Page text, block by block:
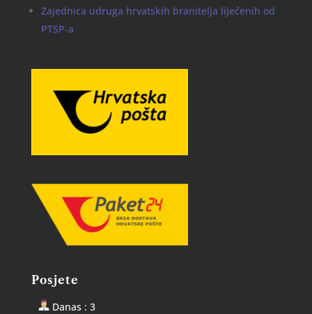
Zajednica udruga hrvatskih branitelja liječenih od
PTSP-a
Posjete
Danas : 3